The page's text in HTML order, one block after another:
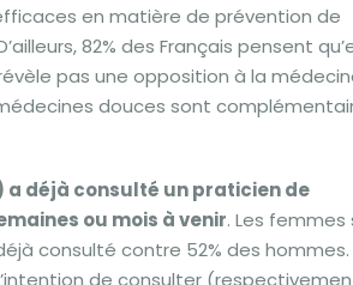
en matière de prévention de
82% des Français pensent
pas une opposition à la
douces sont
a déjà consulté un praticien de
ou mois à venir. Les
consulté contre 52% des hommes.
de consulter